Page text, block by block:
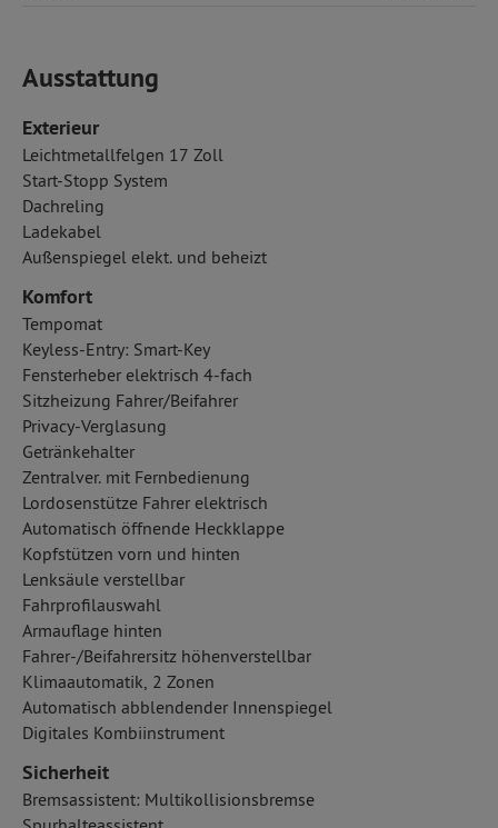
Ausstattung
Exterieur
Leichtmetallfelgen 17 Zoll
Start-Stopp System
Dachreling
Ladekabel
Außenspiegel elekt. und beheizt
Komfort
Tempomat
Keyless-Entry: Smart-Key
Fensterheber elektrisch 4-fach
Sitzheizung Fahrer/Beifahrer
Privacy-Verglasung
Getränkehalter
Zentralver. mit Fernbedienung
Lordosenstütze Fahrer elektrisch
Automatisch öffnende Heckklappe
Kopfstützen vorn und hinten
Lenksäule verstellbar
Fahrprofilauswahl
Armauflage hinten
Fahrer-/Beifahrersitz höhenverstellbar
Klimaautomatik, 2 Zonen
Automatisch abblendender Innenspiegel
Digitales Kombiinstrument
Sicherheit
Bremsassistent: Multikollisionsbremse